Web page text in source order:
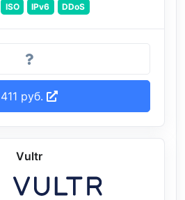
ISO IPv6 DDoS
411 руб.
Vultr